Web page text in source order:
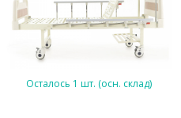
Осталось 1 шт. (осн. склад)